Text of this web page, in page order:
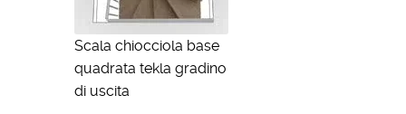
Scala chiocciola base
quadrata tekla gradino
di uscita